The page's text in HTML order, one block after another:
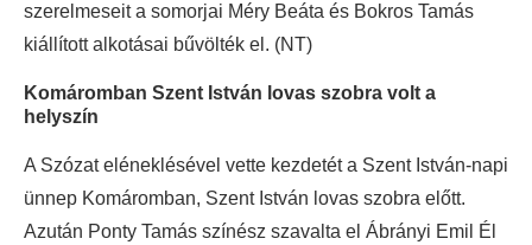
szerelmeseit a somorjai Méry Beáta és Bokros Tamás
kiállított alkotásai bűvölték el. (NT)
Komáromban Szent István lovas szobra volt a
helyszín
A Szózat eléneklésével vette kezdetét a Szent István-napi
ünnep Komáromban, Szent István lovas szobra előtt.
Azután Ponty Tamás színész szavalta el Ábrányi Emil Él